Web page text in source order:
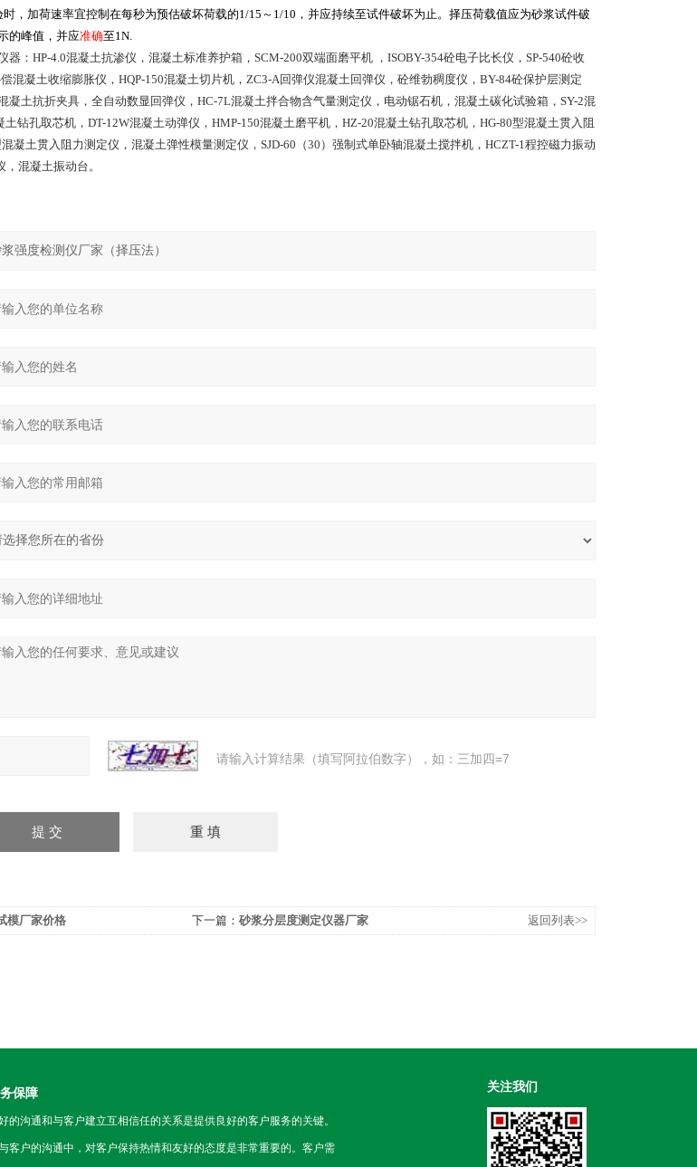
，加荷速率宜控制在每秒为预估破坏荷载的1/15～1/10，并应持续至试件破坏为止。择压荷载值应为砂浆试件破
的峰值，并应准确至1N.
器：HP-4.0混凝土抗渗仪，混凝土标准养护箱，SCM-200双端面磨平机 ，ISOBY-354砼电子比长仪，SP-540砼收
混凝土收缩膨胀仪，HQP-150混凝土切片机，ZC3-A回弹仪混凝土回弹仪，砼维勃稠度仪，BY-84砼保护层测定
凝土抗折夹具，全自动数显回弹仪，HC-7L混凝土拌合物含气量测定仪，电动锯石机，混凝土碳化试验箱，SY-2混
钻孔取芯机，DT-12W混凝土动弹仪，HMP-150混凝土磨平机，HZ-20混凝土钻孔取芯机，HG-80型混凝土贯入阻
凝土贯入阻力测定仪，混凝土弹性模量测定仪，SJD-60（30）强制式单卧轴混凝土搅拌机，HCZT-1程控磁力振动
混凝土振动台。
请输入计算结果（填写阿拉伯数字），如：三加四=7
模厂家价格 下一篇： 砂浆分层度测定仪器厂家 返回列表>>
保障
的沟通和与客户建立互相信任的关系是提供良好的客户服务的关键。
客户的沟通中，对客户保持热情和友好的态度是非常重要的。客户需
关注我们